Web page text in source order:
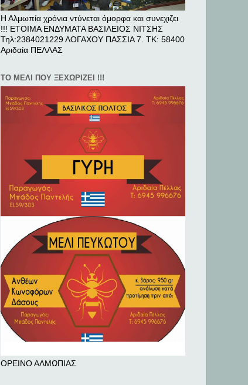
Η Αλμωπία χρόνια ντύνεται όμορφα και συνεχιζει
!!! ΕΤΟΙΜΑ ΕΝΔΥΜΑΤΑ ΒΑΣΙΛΕΙΟΣ ΝΙΤΣΗΣ
Τηλ:2384021229 ΛΟΓΑΧΟΥ ΠΑΣΣΙΑ 7. ΤΚ: 58400
Αριδαία ΠΕΛΛAΣ
ΤΟ ΜΕΛΙ ΠΟΥ ΞΕΧΩΡΙΖΕΙ !!!
ΟΡΕΙΝΟ ΑΛΜΩΠΙΑΣ